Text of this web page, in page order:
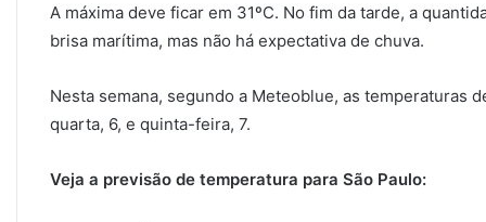
A máxima deve ficar em 31ºC. No fim da tarde, a
brisa marítima, mas não há expectativa de chuva.
Nesta semana, segundo a Meteoblue, as temperaturas
quarta, 6, e quinta-feira, 7.
Veja a previsão de temperatura para São Paulo: